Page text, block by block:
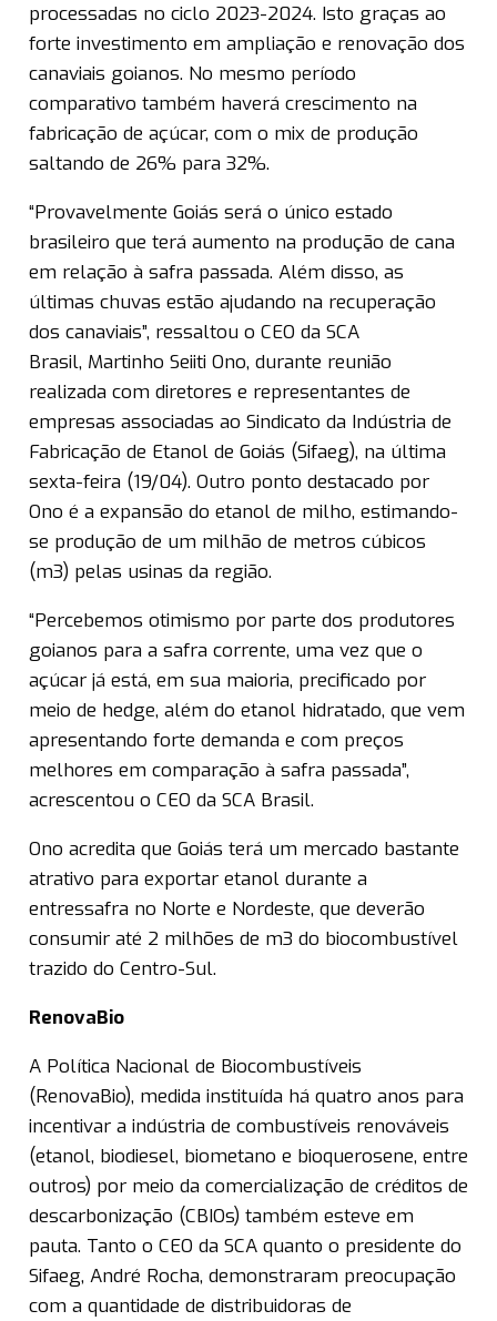
processadas no ciclo 2023-2024. Isto graças ao
forte investimento em ampliação e renovação dos
canaviais goianos. No mesmo período
comparativo também haverá crescimento na
fabricação de açúcar, com o mix de produção
saltando de 26% para 32%.
“Provavelmente Goiás será o único estado
brasileiro que terá aumento na produção de cana
em relação à safra passada. Além disso, as
últimas chuvas estão ajudando na recuperação
dos canaviais”, ressaltou o CEO da SCA
Brasil, Martinho Seiiti Ono, durante reunião
realizada com diretores e representantes de
empresas associadas ao Sindicato da Indústria de
Fabricação de Etanol de Goiás (Sifaeg), na última
sexta-feira (19/04). Outro ponto destacado por
Ono é a expansão do etanol de milho, estimando-
se produção de um milhão de metros cúbicos
(m3) pelas usinas da região.
“Percebemos otimismo por parte dos produtores
goianos para a safra corrente, uma vez que o
açúcar já está, em sua maioria, precificado por
meio de hedge, além do etanol hidratado, que vem
apresentando forte demanda e com preços
melhores em comparação à safra passada”,
acrescentou o CEO da SCA Brasil.
Ono acredita que Goiás terá um mercado bastante
atrativo para exportar etanol durante a
entressafra no Norte e Nordeste, que deverão
consumir até 2 milhões de m3 do biocombustível
trazido do Centro-Sul.
RenovaBio
A Política Nacional de Biocombustíveis
(RenovaBio), medida instituída há quatro anos para
incentivar a indústria de combustíveis renováveis
(etanol, biodiesel, biometano e bioquerosene, entre
outros) por meio da comercialização de créditos de
descarbonização (CBIOs) também esteve em
pauta. Tanto o CEO da SCA quanto o presidente do
Sifaeg, André Rocha, demonstraram preocupação
com a quantidade de distribuidoras de